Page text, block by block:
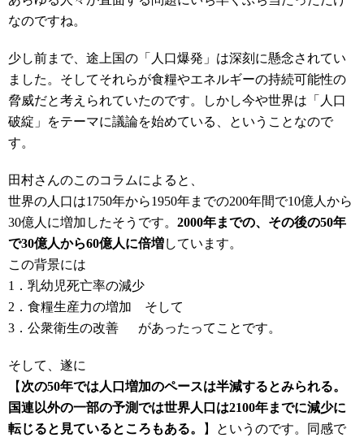
なのですね。
少し前まで、途上国の「人口爆発」は深刻に懸念されてい
ました。そしてそれらが食糧やエネルギーの持続可能性の
脅威だと考えられていたのです。しかし今や世界は「人口
破綻」をテーマに議論を始めている、ということなので
す。
田村さんのこのコラムによると、
世界の人口は1750年から1950年までの200年間で10億人から
30億人に増加したそうです。 2000年までの、その後の50年
で30億人から60億人に倍増しています。
この背景には
1．乳幼児死亡率の減少
2．食糧生産力の増加 そして
3．公衆衛生の改善 があったってことです。
そして、遂に
【 次の50年では人口増加のペースは半減するとみられる。
国連以外の一部の予測では世界人口は2100年までに減少に
転じると見ているところもある。
】というのです。同感で